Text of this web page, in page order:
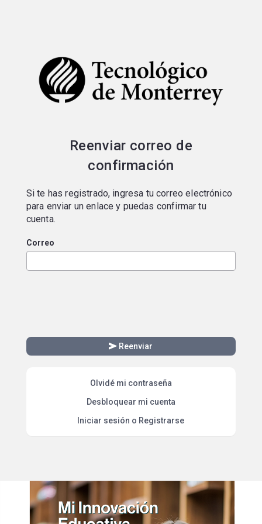
Reenviar correo de
confirmación
Si te has registrado, ingresa tu correo electrónico
para enviar un enlace y puedas confirmar tu
cuenta.
Correo
send Reenviar
Olvidé mi contraseña
Desbloquear mi cuenta
Iniciar sesión o Registrarse